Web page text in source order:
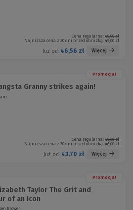
Cena regularna: 49,00 zł
Najniższa cena z 30 dni przed obniżką: 49,00 zł
Już od: 46,56 zł Więcej
Promocja!
Granny strikes again!
Cena regularna: 46,00 zł
Najniższa cena z 30 dni przed obniżką: 46,00 zł
Już od: 43,70 zł Więcej
Promocja!
Taylor The Grit and
of an Icon
Brower